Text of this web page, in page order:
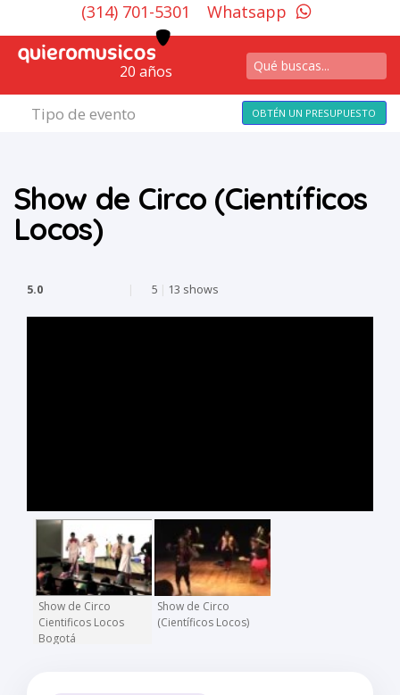
(314) 701-5301 Whatsapp
20 años
Tipo de evento OBTÉN UN PRESUPUESTO
Show de Circo (Científicos
Locos)
5.0 | 5 | 13 shows
Show de Circo
Cientificos Locos
Bogotá
Show de Circo
(Científicos Locos)